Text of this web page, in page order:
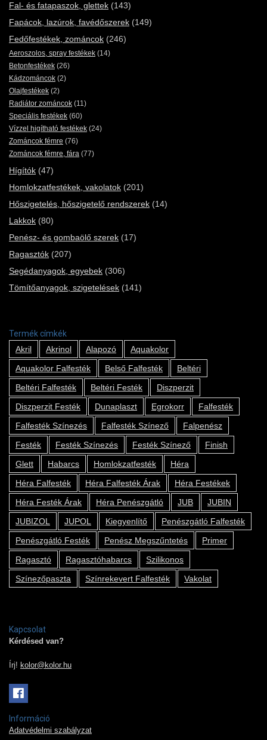
Fal- és fatapaszok, glettek (143)
Fapácok, lazúrok, favédőszerek (149)
Fedőfestékek, zománcok (246)
Aeroszolos, spray festékek (14)
Betonfestékek (26)
Kádzománcok (2)
Olajfestékek (2)
Radiátor zománcok (11)
Speciális festékek (60)
Vízzel higítható festékek (24)
Zománcok fémre (76)
Zománcok fémre, fára (77)
Hígítók (47)
Homlokzatfestékek, vakolatok (201)
Hőszigetelés, hőszigetelő rendszerek (14)
Lakkok (80)
Penész- és gombaölő szerek (17)
Ragasztók (207)
Segédanyagok, egyebek (306)
Tömítőanyagok, szigetelések (141)
Termék címkék
Akril
Akrinol Alapozó
Aquakolor
Aquakolor Falfesték
Belső Falfesték
Beltéri
Beltéri Falfesték
Beltéri Festék
Diszperzit
Diszperzit Festék
Dunaplaszt Egrokorr
Falfesték
Falfesték Színezés
Falfesték Színező
Falpenész
Festék
Festék Színezés Festék Színező
Finish
Glett
Habarcs Homlokzatfesték
Héra
Héra Falfesték
Héra Falfesték Árak
Héra Festékek
Héra Festék Árak
Héra Penészgátló JUB
JUBIN
JUBIZOL
JUPOL Kiegyenlítő
Penészgátló Falfesték
Penészgátló Festék
Penész Megszűntetés
Primer
Ragasztó
Ragasztóhabarcs
Szilikonos
Színezőpaszta
Színrekevert Falfesték Vakolat
Kapcsolat
Kérdésed van?
Írj! kolor@kolor.hu
Információ
Adatvédelmi szabályzat